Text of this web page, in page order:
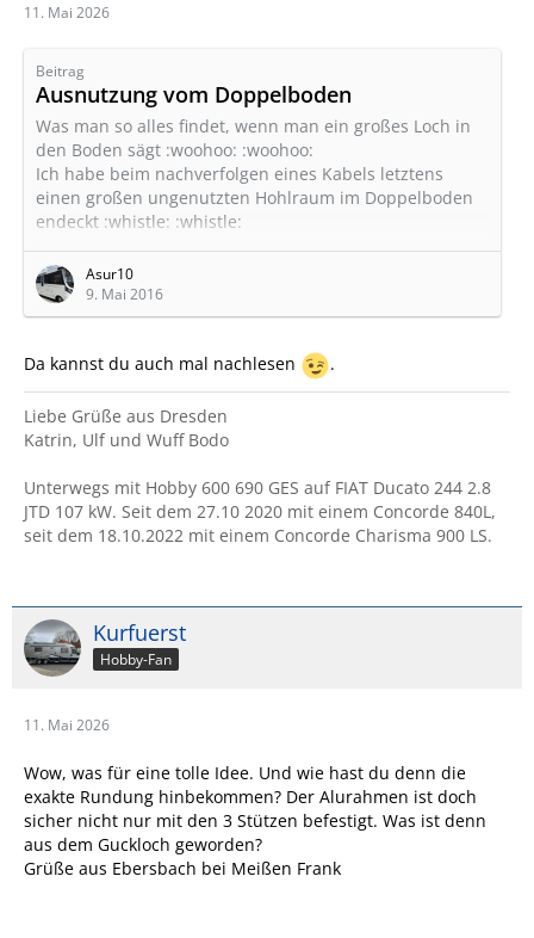
11. Mai 2026
Beitrag
Ausnutzung vom Doppelboden
Was man so alles findet, wenn man ein großes Loch in
den Boden sägt :woohoo: :woohoo:
Ich habe beim nachverfolgen eines Kabels letztens
einen großen ungenutzten Hohlraum im Doppelboden
endeckt :whistle: :whistle:
Also Stichsäge ausgepackt und ein großes Loch in den
Boden gesägt. Und siehe da der neue Stauraum ist
950x800x210 mm groß B) B)
Morgen schnell noch einen Rahmen gefertigt und
hobby-wohnmobilforum.de/attachment/6851/
…
Asur10
9. Mai 2016
Da kannst du auch mal nachlesen .
Liebe Grüße aus Dresden
Katrin, Ulf und Wuff Bodo
Unterwegs mit Hobby 600 690 GES auf FIAT Ducato 244 2.8
JTD 107 kW. Seit dem 27.10 2020 mit einem Concorde 840L,
seit dem 18.10.2022 mit einem Concorde Charisma 900 LS.
Kurfuerst
Hobby-Fan
11. Mai 2026
Wow, was für eine tolle Idee. Und wie hast du denn die
exakte Rundung hinbekommen? Der Alurahmen ist doch
sicher nicht nur mit den 3 Stützen befestigt. Was ist denn
aus dem Guckloch geworden?
Grüße aus Ebersbach bei Meißen Frank